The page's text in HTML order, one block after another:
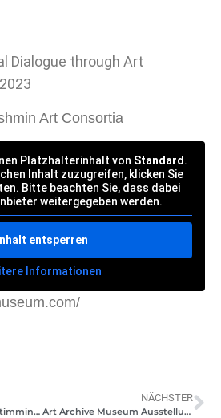
Dialogue through Art
Art Consortia
Platzhalterinhalt von Standard.
Inhalt zuzugreifen, klicken Sie
Bitte beachten Sie, dass dabei
weitergegeben werden.
entsperren
Informationen
Interview mit Cynthia Stimming, Zhang Dawo posthume Ausstellung, Mai 2023, Bad Tölz
NÄCHSTER
Art Archive Museum Ausstellung wenige Stunden vor der Eröffnung, 2. Juni 2023